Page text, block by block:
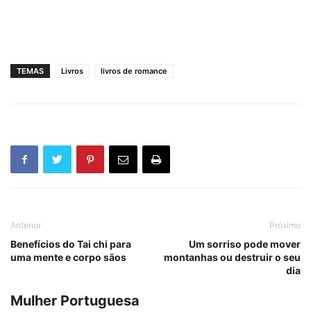
TEMAS Livros livros de romance
Anterior
Benefícios do Tai chi para
uma mente e corpo sãos
Próximo
Um sorriso pode mover
montanhas ou destruir o seu
dia
Mulher Portuguesa